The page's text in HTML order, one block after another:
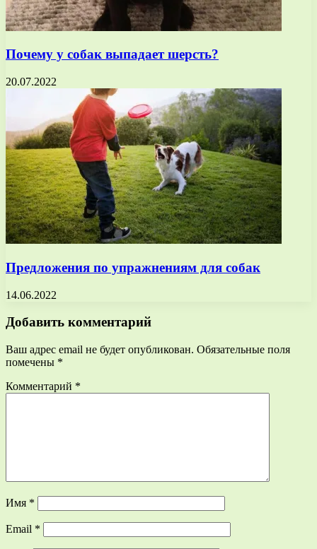
Почему у собак выпадает шерсть?
20.07.2022
Предложения по упражнениям для собак
14.06.2022
Добавить комментарий
Ваш адрес email не будет опубликован. Обязательные поля
помечены *
Комментарий *
Имя *
Email *